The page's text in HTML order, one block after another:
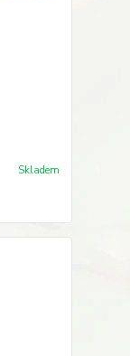
Skladem